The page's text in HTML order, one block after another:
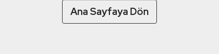
Ana Sayfaya Dön